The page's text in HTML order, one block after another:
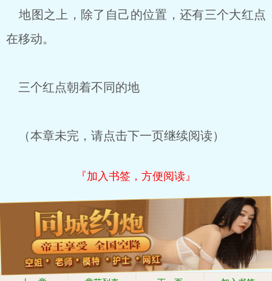
地图之上，除了自己的位置，还有三个大红点
在移动。
三个红点朝着不同的地
（本章未完，请点击下一页继续阅读）
『加入书签，方便阅读』